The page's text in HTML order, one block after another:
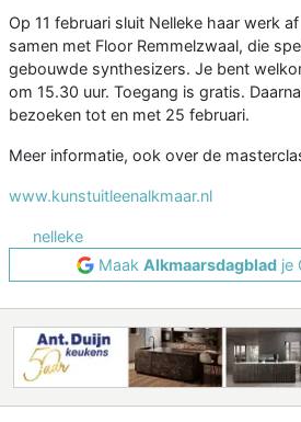
Op 11 februari sluit Nelleke haar werk
samen met Floor Remmelzwaal, die
gebouwde synthesizers. Je bent
om 15.30 uur. Toegang is gratis.
bezoeken tot en met 25 februari.
Meer informatie, ook over de
www.kunstuitleenalkmaar.nl
nelleke
Maak Alkmaarsdagbladje